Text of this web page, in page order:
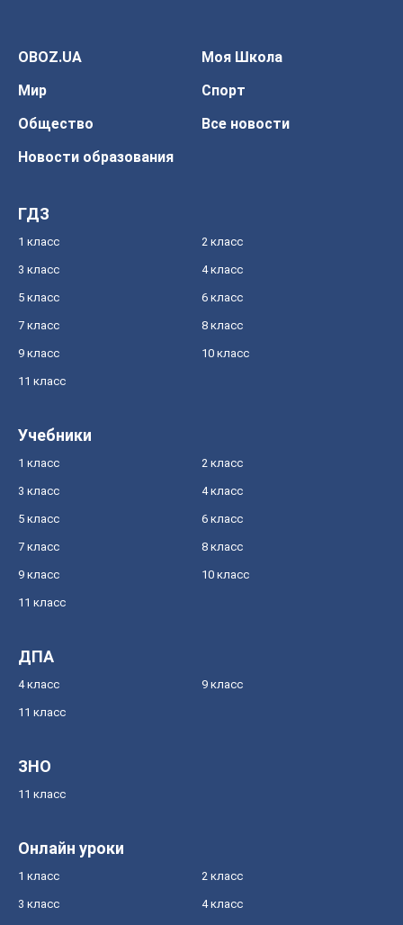
OBOZ.UA
Моя Школа
Мир
Спорт
Общество
Все новости
Новости образования
ГДЗ
1 класс 2 класс
3 класс 4 класс
5 класс 6 класс
7 класс 8 класс
9 класс 10 класс
11 класс
Учебники
1 класс 2 класс
3 класс 4 класс
5 класс 6 класс
7 класс 8 класс
9 класс 10 класс
11 класс
ДПА
4 класс 9 класс
11 класс
ЗНО
11 класс
Онлайн уроки
1 класс 2 класс
3 класс 4 класс